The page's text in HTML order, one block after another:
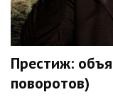
Престиж:
поворотов)